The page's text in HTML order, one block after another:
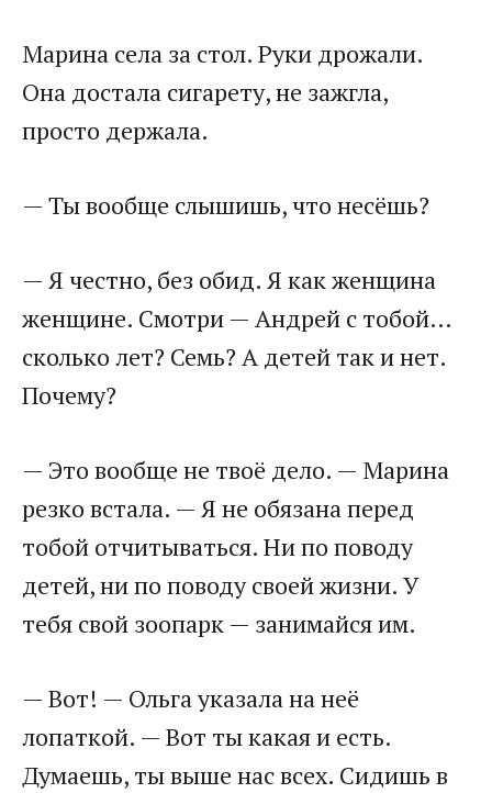
Марина села за стол. Руки дрожали.
Она достала сигарету, не зажгла,
просто держала.
— Ты вообще слышишь, что несёшь?
— Я честно, без обид. Я как женщина
женщине. Смотри — Андрей с тобой…
сколько лет? Семь? А детей так и нет.
Почему?
— Это вообще не твоё дело. — Марина
резко встала. — Я не обязана перед
тобой отчитываться. Ни по поводу
детей, ни по поводу своей жизни. У
тебя свой зоопарк — занимайся им.
— Вот! — Ольга указала на неё
лопаткой. — Вот ты какая и есть.
Думаешь, ты выше нас всех. Сидишь в